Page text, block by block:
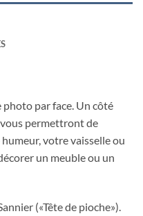
par face. Un côté
permettront de
votre vaisselle ou
un meuble ou un
(«Tête de pioche»).